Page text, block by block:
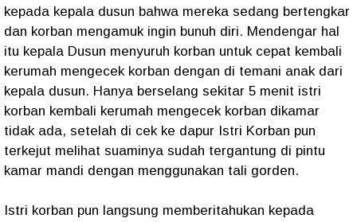
kepada kepala dusun bahwa mereka sedang bertengkar
dan korban mengamuk ingin bunuh diri. Mendengar hal
itu kepala Dusun menyuruh korban untuk cepat kembali
kerumah mengecek korban dengan di temani anak dari
kepala dusun. Hanya berselang sekitar 5 menit istri
korban kembali kerumah mengecek korban dikamar
tidak ada, setelah di cek ke dapur Istri Korban pun
terkejut melihat suaminya sudah tergantung di pintu
kamar mandi dengan menggunakan tali gorden.
Istri korban pun langsung memberitahukan kepada